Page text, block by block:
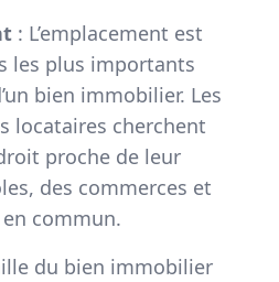
: L’emplacement est
les plus importants
bien immobilier. Les
locataires cherchent
proche de leur
des commerces et
commun.
du bien immobilier